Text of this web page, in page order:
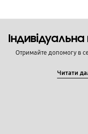
Отримайте допомогу в
Читати